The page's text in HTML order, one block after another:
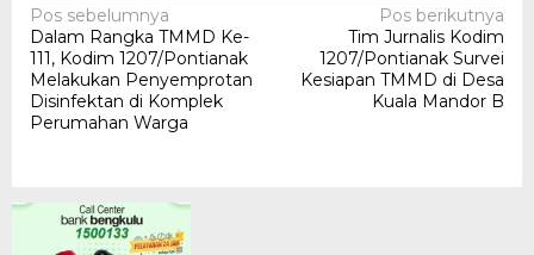
Navigasi
pos
Pos sebelumnya
Dalam Rangka TMMD Ke-
111, Kodim 1207/Pontianak
Melakukan Penyemprotan
Disinfektan di Komplek
Perumahan Warga
Pos berikutnya
Tim Jurnalis Kodim
1207/Pontianak Survei
Kesiapan TMMD di Desa
Kuala Mandor B